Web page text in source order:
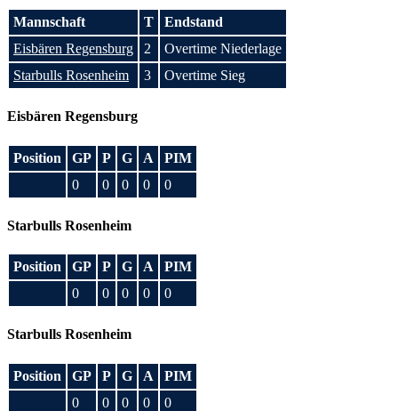
Mannschaft T
Endstand
Eisbären Regensburg
2
Overtime Niederlage
Starbulls Rosenheim
3 Overtime Sieg
Eisbären Regensburg
Position GP P G A
PIM
0
0 0 0 0
Starbulls Rosenheim
Position GP P G A
PIM
0
0 0 0 0
Starbulls Rosenheim
Position GP P G A
PIM
0
0 0 0 0